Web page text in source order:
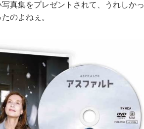
真集をプレゼントされて、うれしかっ
のよねぇ。